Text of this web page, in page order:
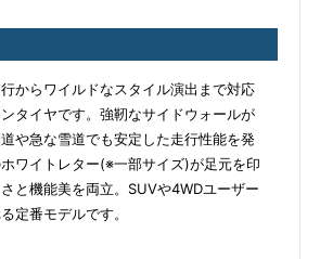
からワイルドなスタイル演出まで対応
タイヤです。強靭なサイドウォールが
や急な雪道でも安定した走行性能を発
ワイトレター(※一部サイズ)が足元を印
と機能美を両立。SUVや4WDユーザー
定番モデルです。